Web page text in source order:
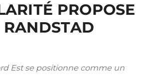
PROPOSE
RANDSTAD
Est se positionne comme un